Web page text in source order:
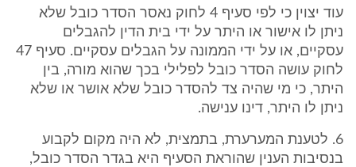
עוד יצוין כי לפי סעיף 4 לחוק נאסר הסדר כובל שלא
ניתן לו אישור או היתר על ידי בית הדין להגבלים
עסקיים, או על ידי הממונה על הגבלים עסקיים. סעיף 47
לחוק עושה הסדר כובל לפלילי בכך שהוא מורה, בין
היתר, כי מי שהיה צד להסדר כובל שלא אושר או שלא
ניתן לו היתר, דינו ענישה.
6. לטענת המערערת, בתמצית, לא היה מקום לקבוע
בנסיבות הענין שהוראת הסעיף היא בגדר הסדר כובל,